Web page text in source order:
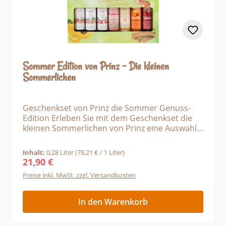
Sommer Edition von Prinz - Die kleinen
Sommerlichen
Geschenkset von Prinz die Sommer Genuss-
Edition Erleben Sie mit dem Geschenkset die
kleinen Sommerlichen von Prinz eine Auswahl
Likör Spezialitäten. Erzeugt werden die kleinen
Köstlichkeiten von handverlesenen Obst und
frischen Zutaten versehen, und mit
hochwertigen Destillaten verfeinert. 1 x 0,04 l
Himbeer Limes 16 % Vol. 1 x 0,04 l Marillen
Limes 16 % Vol. 1 x 0,04 l Rhabarber Likör 16 %
Vol. 1 x 0,04 l Scharfer Kuss 16 % Vol. 1 x 0,04 l
Inhalt: 0,28 Liter(78,21 € / 1 Liter)
Regulärer Preis:
21,90 €
Preise inkl. MwSt. zzgl. Versandkosten
In den Warenkorb